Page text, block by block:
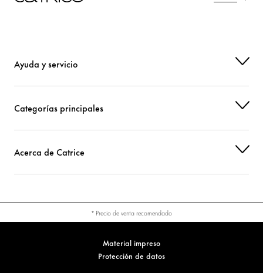
Ayuda y servicio
Categorías principales
Acerca de Catrice
* Precio de venta recomendado
Material impreso
Protección de datos